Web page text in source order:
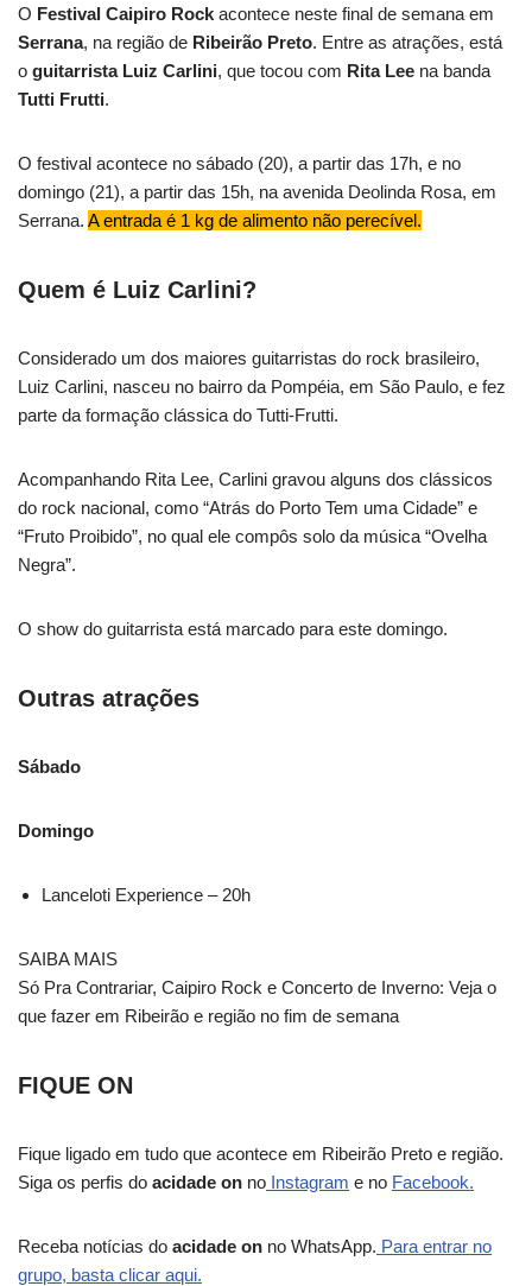
O Festival Caipiro Rock acontece neste final de semana em
Serrana, na região de Ribeirão Preto. Entre as atrações, está
o guitarrista Luiz Carlini, que tocou com Rita Lee na banda
Tutti Frutti.
O festival acontece no sábado (20), a partir das 17h, e no
domingo (21), a partir das 15h, na avenida Deolinda Rosa, em
Serrana. A entrada é 1 kg de alimento não perecível.
Quem é Luiz Carlini?
Considerado um dos maiores guitarristas do rock brasileiro,
Luiz Carlini, nasceu no bairro da Pompéia, em São Paulo, e fez
parte da formação clássica do Tutti-Frutti.
Acompanhando Rita Lee, Carlini gravou alguns dos clássicos
do rock nacional, como “Atrás do Porto Tem uma Cidade” e
“Fruto Proibido”, no qual ele compôs solo da música “Ovelha
Negra”.
O show do guitarrista está marcado para este domingo.
Outras atrações
Sábado
Domingo
Lanceloti Experience – 20h
SAIBA MAIS
Só Pra Contrariar, Caipiro Rock e Concerto de Inverno: Veja o
que fazer em Ribeirão e região no fim de semana
FIQUE ON
Fique ligado em tudo que acontece em Ribeirão Preto e região.
Siga os perfis do acidade on no Instagram e no Facebook.
Receba notícias do acidade on no WhatsApp. Para entrar no
grupo, basta clicar aqui.